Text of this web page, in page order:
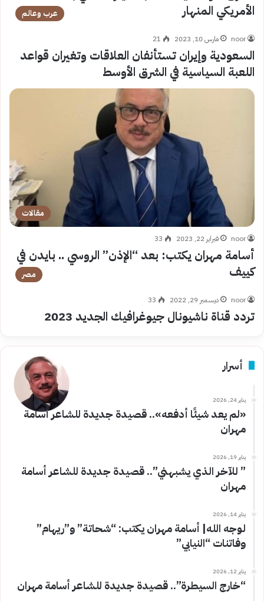
الأمريكي المنهار
عرب وعالم
noor مارس 10, 2023 21
السعودية وإيران تستأنفان العلاقات وتغيران قواعد
اللعبة السياسية في الشرق الأوسط
مقالات
noor فبراير 22, 2023 33
أسامة مهران يكتب: بعد “الإذن” الروسي .. بايدن في
كييف
مصر
noor ديسمبر 29, 2022 33
تردد قناة ناشيونال جيوغرافيك الجديد 2023
أسرار
يناير 24, 2026
«لم يعد شيئًا أدفعه».. قصيدة جديدة للشاعر أسامة
مهران
يناير 19, 2026
” للآخر الذي يشبهني”.. قصيدة جديدة للشاعر أسامة
مهران
يناير 14, 2026
لوجه الله| أسامة مهران يكتب: “شحاتة” و”ريهام”
وفاتنات “النيابي”
يناير 12, 2026
“خارج السيطرة”.. قصيدة جديدة للشاعر أسامة مهران